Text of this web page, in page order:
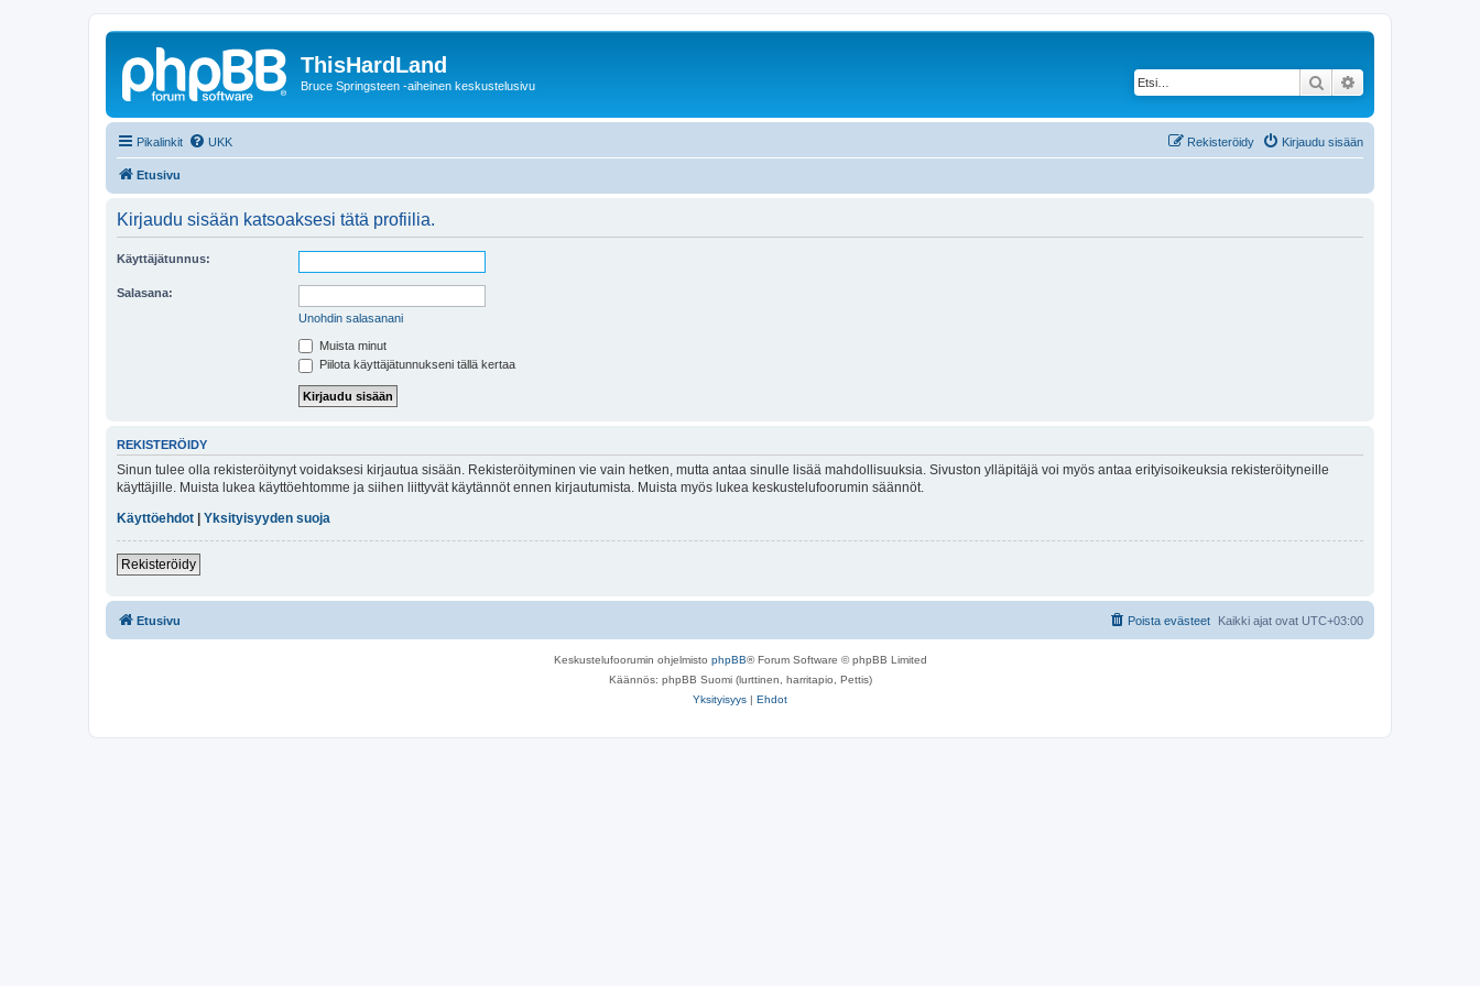
ThisHardLand
Bruce Springsteen -aiheinen keskustelusivu Etsi
Pikalinkit UKK Kirjaudu sisään
Rekisteröidy
Etusivu
Kirjaudu sisään katsoaksesi tätä profiilia.
Käyttäjätunnus:
Salasana:
Unohdin salasanani
Muista minut
Piilota käyttäjätunnukseni tällä kertaa
REKISTERÖIDY
Sinun tulee olla rekisteröitynyt voidaksesi kirjautua sisään. Rekisteröityminen vie vain hetken, mutta antaa sinulle lisää mahdollisuuksia. Sivuston ylläpitäjä voi myös antaa erityisoikeuksia rekisteröityneille
käyttäjille. Muista lukea käyttöehtomme ja siihen liittyvät käytännöt ennen kirjautumista. Muista myös lukea keskustelufoorumin säännöt.
Käyttöehdot
Yksityisyyden suoja
Rekisteröidy
Etusivu Kaikki ajat ovat UTC+03:00
Poista evästeet
Keskustelufoorumin ohjelmisto phpBB® Forum Software © phpBB Limited
Käännös: phpBB Suomi (lurttinen, harritapio, Pettis)
Yksityisyys | Ehdot